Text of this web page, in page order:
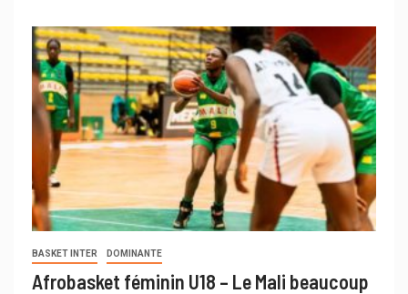
BASKET INTER DOMINANTE
Afrobasket féminin U18 – Le Mali beaucoup